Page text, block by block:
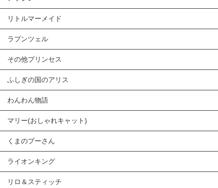
リトルマーメイド
ラプンツェル
その他プリンセス
ふしぎの国のアリス
わんわん物語
マリー(おしゃれキャット)
くまのプーさん
ライオンキング
リロ＆スティッチ